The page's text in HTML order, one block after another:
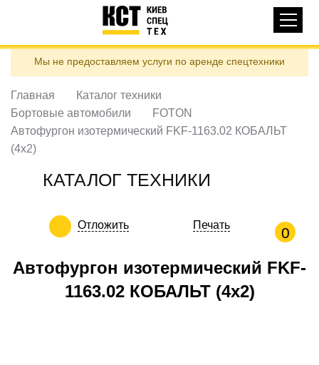
содержанию
навигация
КАТАЛОГ ТЕХНИКИ
ДОСТАВКА И ОПЛАТА
О НАС
ОТЗЫВЫ
КОНТАКТЫ
ПОЛЕЗНЫЕ СТАТЬИ
Мы не предоставляем услуги по аренде спецтехники
Главная
Каталог техники
Бортовые автомобили
FOTON
Автофургон изотермический FKF-1163.02 КОБАЛЬТ
(4х2)
КАТАЛОГ ТЕХНИКИ
Отложить Печать 0
Автофургон изотермический FKF-
1163.02 КОБАЛЬТ (4х2)